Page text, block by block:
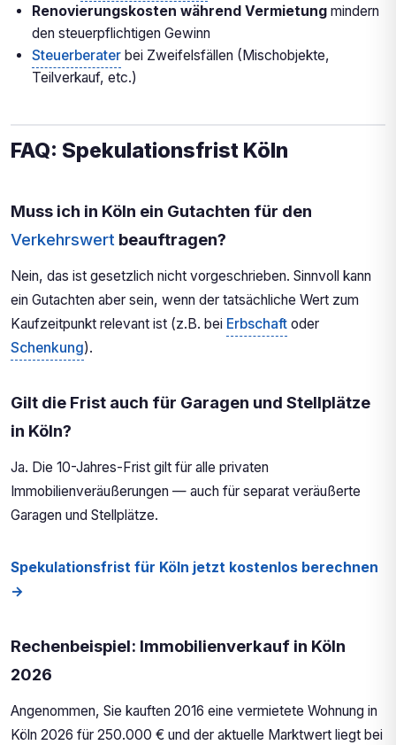
Renovierungskosten während Vermietung mindern
den steuerpflichtigen Gewinn
Steuerberater bei Zweifelsfällen (Mischobjekte,
Teilverkauf, etc.)
FAQ: Spekulationsfrist Köln
Muss ich in Köln ein Gutachten für den
Verkehrswert beauftragen?
Nein, das ist gesetzlich nicht vorgeschrieben. Sinnvoll kann
ein Gutachten aber sein, wenn der tatsächliche Wert zum
Kaufzeitpunkt relevant ist (z.B. bei Erbschaft oder
Schenkung).
Gilt die Frist auch für Garagen und Stellplätze
in Köln?
Ja. Die 10-Jahres-Frist gilt für alle privaten
Immobilienveräußerungen — auch für separat veräußerte
Garagen und Stellplätze.
Spekulationsfrist für Köln jetzt kostenlos berechnen
→
Rechenbeispiel: Immobilienverkauf in Köln
2026
Angenommen, Sie kauften 2016 eine vermietete Wohnung in
Köln 2026 für 250.000 € und der aktuelle Marktwert liegt bei